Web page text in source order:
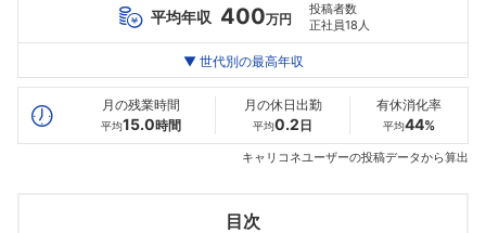
平均年収 400万円
投稿者数
正社員18人
最高年収
20代
421万
30代
532万
554万
▼ 世代別の最高年収
月の残業時間
平均15.0時間
月の休日出勤
平均0.2 日
有休消化率
平均44%
キャリコネユーザーの投稿データから算出
目次